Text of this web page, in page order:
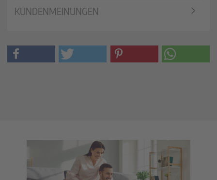
KUNDENMEINUNGEN